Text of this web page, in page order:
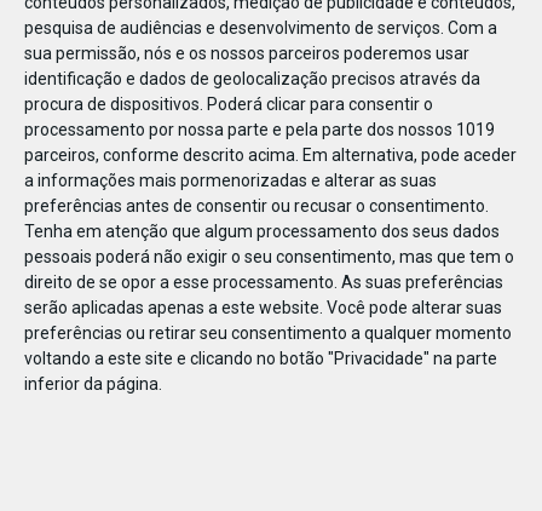
pesquisa de audiências e desenvolvimento de serviços. Com a
sua permissão, nós e os nossos parceiros poderemos usar
identificação e dados de geolocalização precisos através da
procura de dispositivos. Poderá clicar para consentir o
processamento por nossa parte e pela parte dos nossos 1019
parceiros, conforme descrito acima. Em alternativa, pode aceder
a informações mais pormenorizadas e alterar as suas
preferências antes de consentir ou recusar o consentimento.
Tenha em atenção que algum processamento dos seus dados
pessoais poderá não exigir o seu consentimento, mas que tem o
direito de se opor a esse processamento. As suas preferências
serão aplicadas apenas a este website. Você pode alterar suas
preferências ou retirar seu consentimento a qualquer momento
voltando a este site e clicando no botão "Privacidade" na parte
inferior da página.
78638482467271